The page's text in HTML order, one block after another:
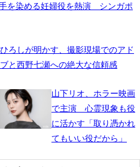
を染める妊婦役を熱演 シンガポ
ろしが明かす、撮影現場でのアド
ブと西野七瀬への絶大な信頼感
山下リオ、ホラー映画
で主演 心霊現象も役
に活かす「取り憑かれ
てもいい役だから」